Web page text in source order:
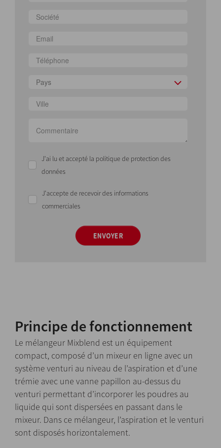
Pays
J'ai lu et accepté la politique de protection des
données
J'accepte de recevoir des informations
commerciales
ENVOYER
Principe de fonctionnement
Le mélangeur Mixblend est un équipement
compact, composé d’un mixeur en ligne avec un
système venturi au niveau de l’aspiration et d’une
trémie avec une vanne papillon au-dessus du
venturi permettant d’incorporer les poudres au
liquide qui sont dispersées en passant dans le
mixeur. Dans ce mélangeur, l’aspiration et le venturi
sont disposés horizontalement.